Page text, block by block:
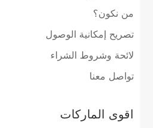
من نكون؟
تصريح إمكانية الوصول
لائحة وشروط الشراء
تواصل معنا
اقوى الماركات